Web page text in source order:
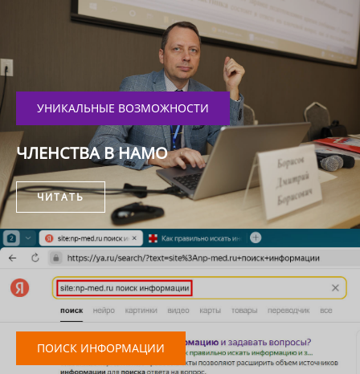
УНИКАЛЬНЫЕ ВОЗМОЖНОСТИ
ЧЛЕНСТВА В НАМО
ЧИТАТЬ
ПОИСК ИНФОРМАЦИИ